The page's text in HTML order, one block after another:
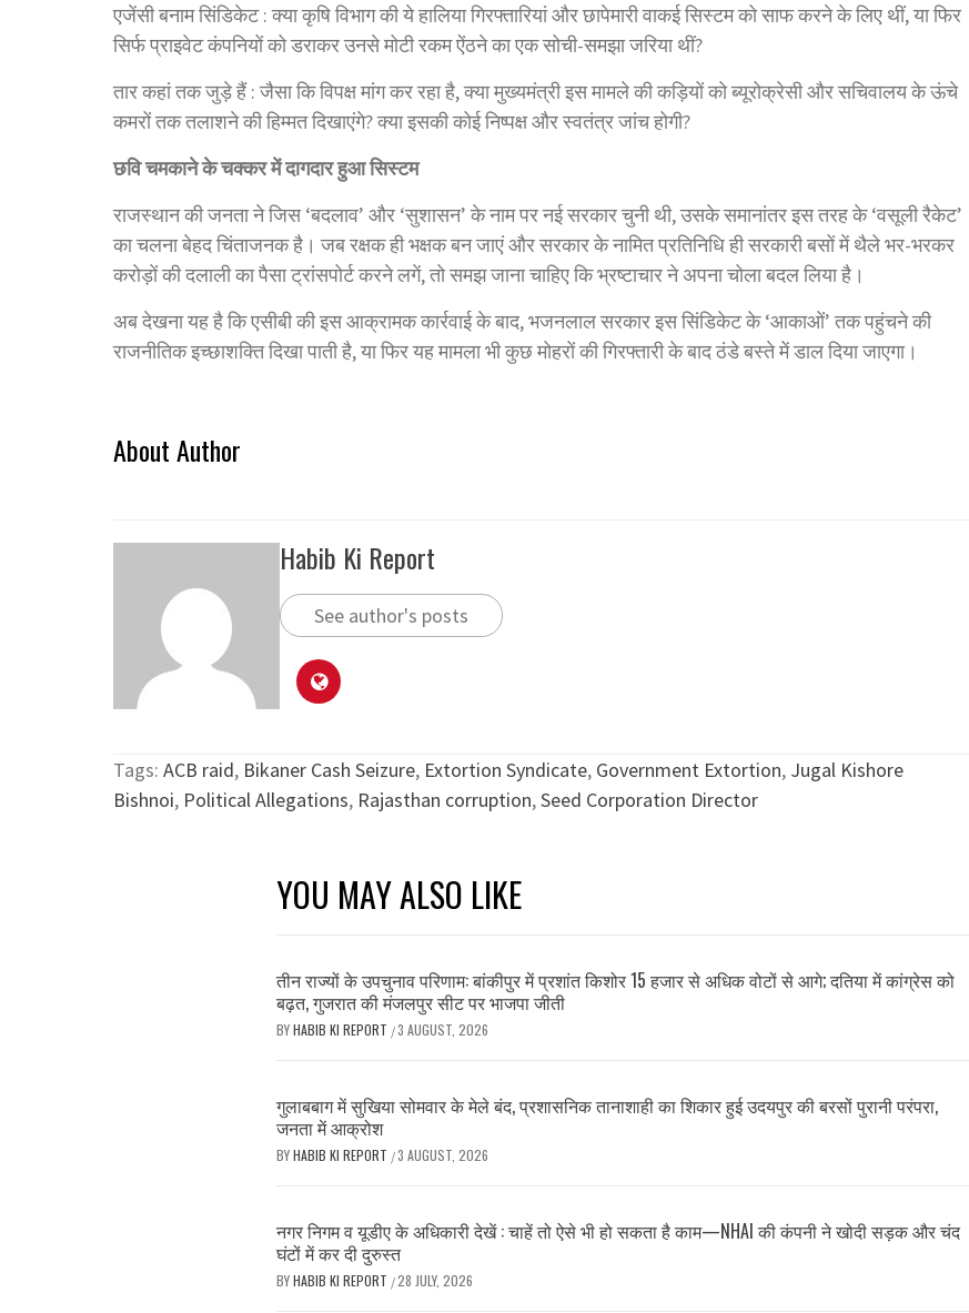
एजेंसी बनाम सिंडिकेट : क्या कृषि विभाग की ये हालिया गिरफ्तारियां और छापेमारी वाकई सिस्टम को साफ करने के लिए थीं, या फिर
सिर्फ प्राइवेट कंपनियों को डराकर उनसे मोटी रकम ऐंठने का एक सोची-समझा जरिया थीं?
तार कहां तक जुड़े हैं : जैसा कि विपक्ष मांग कर रहा है, क्या मुख्यमंत्री इस मामले की कड़ियों को ब्यूरोक्रेसी और सचिवालय के ऊंचे
कमरों तक तलाशने की हिम्मत दिखाएंगे? क्या इसकी कोई निष्पक्ष और स्वतंत्र जांच होगी?
छवि चमकाने के चक्कर में दागदार हुआ सिस्टम
राजस्थान की जनता ने जिस ‘बदलाव’ और ‘सुशासन’ के नाम पर नई सरकार चुनी थी, उसके समानांतर इस तरह के ‘वसूली रैकेट’
का चलना बेहद चिंताजनक है। जब रक्षक ही भक्षक बन जाएं और सरकार के नामित प्रतिनिधि ही सरकारी बसों में थैले भर-भरकर
करोड़ों की दलाली का पैसा ट्रांसपोर्ट करने लगें, तो समझ जाना चाहिए कि भ्रष्टाचार ने अपना चोला बदल लिया है।
अब देखना यह है कि एसीबी की इस आक्रामक कार्रवाई के बाद, भजनलाल सरकार इस सिंडिकेट के ‘आकाओं’ तक पहुंचने की
राजनीतिक इच्छाशक्ति दिखा पाती है, या फिर यह मामला भी कुछ मोहरों की गिरफ्तारी के बाद ठंडे बस्ते में डाल दिया जाएगा।
About Author
Habib Ki Report
See author's posts
Tags: ACB raid, Bikaner Cash Seizure, Extortion Syndicate, Government Extortion, Jugal Kishore
Bishnoi, Political Allegations, Rajasthan corruption,Seed Corporation Director
YOU MAY ALSO LIKE
तीन राज्यों के उपचुनाव परिणाम: बांकीपुर में प्रशांत किशोर 15 हजार से अधिक वोटों से आगे; दतिया में कांग्रेस को
बढ़त, गुजरात की मंजलपुर सीट पर भाजपा जीती
BYHABIB KI REPORT /3 AUGUST, 2026
गुलाबबाग में सुखिया सोमवार के मेले बंद, प्रशासनिक तानाशाही का शिकार हुई उदयपुर की बरसों पुरानी परंपरा,
जनता में आक्रोश
BYHABIB KI REPORT /3 AUGUST, 2026
नगर निगम व यूडीए के अधिकारी देखें : चाहें तो ऐसे भी हो सकता है काम—NHAI की कंपनी ने खोदी सड़क और चंद
घंटों में कर दी दुरुस्त
BYHABIB KI REPORT /28 JULY, 2026